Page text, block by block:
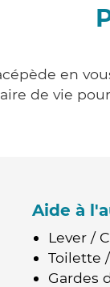
en
de vie
Aide à
Lever /
Toilette
Gardes